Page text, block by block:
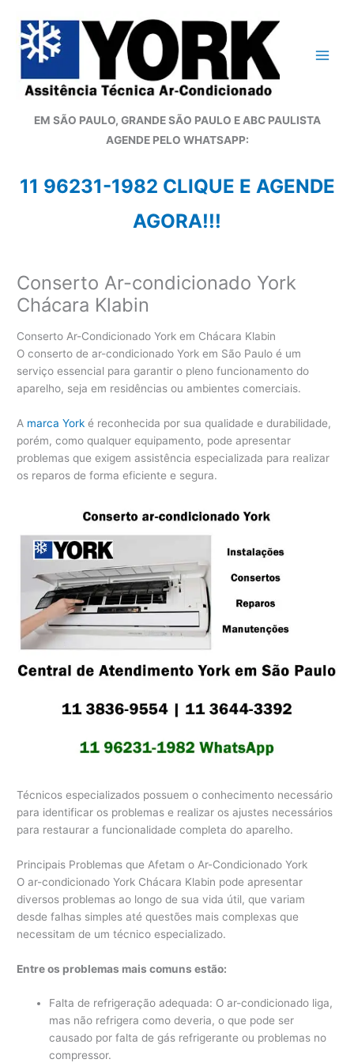
para
conteúdo
EM SÃO PAULO, GRANDE SÃO PAULO E ABC PAULISTA
AGENDE PELO WHATSAPP:
11 96231-1982 CLIQUE E AGENDE
AGORA!!!
Conserto Ar-condicionado York
Chácara Klabin
Conserto Ar-Condicionado York em Chácara Klabin
O conserto de ar-condicionado York em São Paulo é um
serviço essencial para garantir o pleno funcionamento do
aparelho, seja em residências ou ambientes comerciais.
A marca York é reconhecida por sua qualidade e durabilidade,
porém, como qualquer equipamento, pode apresentar
problemas que exigem assistência especializada para realizar
os reparos de forma eficiente e segura.
Técnicos especializados possuem o conhecimento necessário
para identificar os problemas e realizar os ajustes necessários
para restaurar a funcionalidade completa do aparelho.
Principais Problemas que Afetam o Ar-Condicionado York
O ar-condicionado York Chácara Klabin pode apresentar
diversos problemas ao longo de sua vida útil, que variam
desde falhas simples até questões mais complexas que
necessitam de um técnico especializado.
Entre os problemas mais comuns estão:
Falta de refrigeração adequada: O ar-condicionado liga,
mas não refrigera como deveria, o que pode ser
causado por falta de gás refrigerante ou problemas no
compressor.